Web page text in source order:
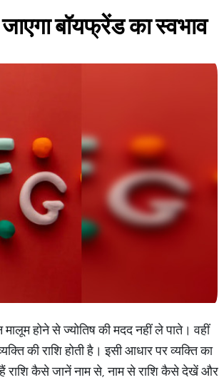
बॉयफ्रेंड का स्वभाव
होने से ज्योतिष की मदद नहीं ले पाते। वहीं
की राशि होती है। इसी आधार पर व्यक्ति का
राशि कैसे जानें नाम से, नाम से राशि कैसे देखें और